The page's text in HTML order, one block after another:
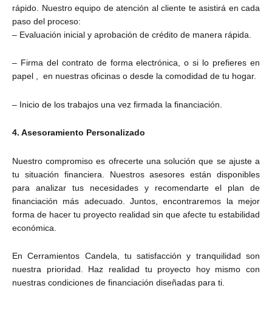
rápido. Nuestro equipo de atención al cliente te asistirá en cada
paso del proceso:
– Evaluación inicial y aprobación de crédito de manera rápida.
– Firma del contrato de forma electrónica, o si lo prefieres en
papel , en nuestras oficinas o desde la comodidad de tu hogar.
– Inicio de los trabajos una vez firmada la financiación.
4. Asesoramiento Personalizado
Nuestro compromiso es ofrecerte una solución que se ajuste a
tu situación financiera. Nuestros asesores están disponibles
para analizar tus necesidades y recomendarte el plan de
financiación más adecuado. Juntos, encontraremos la mejor
forma de hacer tu proyecto realidad sin que afecte tu estabilidad
económica.
En Cerramientos Candela, tu satisfacción y tranquilidad son
nuestra prioridad. Haz realidad tu proyecto hoy mismo con
nuestras condiciones de financiación diseñadas para ti.